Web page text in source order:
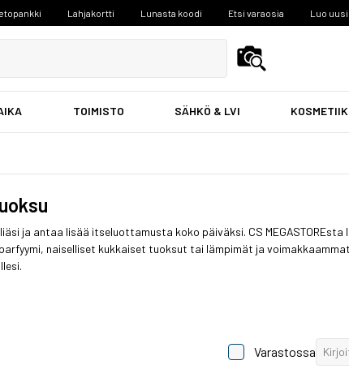
Lahjakortti Lunasta koodi Etsi varaosia Luo
TOIMISTO SÄHKÖ & LVI
ja antaa lisää itseluottamusta koko päiväksi. CS MEGASTOREsta
naiselliset kukkaiset tuoksut tai lämpimät ja
Varastossa